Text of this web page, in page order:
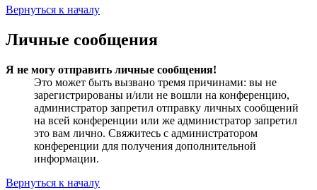
Вернуться к началу
Личные сообщения
Я не могу отправить личные сообщения!
Это может быть вызвано тремя причинами: вы не
зарегистрированы и/или не вошли на конференцию,
администратор запретил отправку личных сообщений
на всей конференции или же администратор запретил
это вам лично. Свяжитесь с администратором
конференции для получения дополнительной
информации.
Вернуться к началу